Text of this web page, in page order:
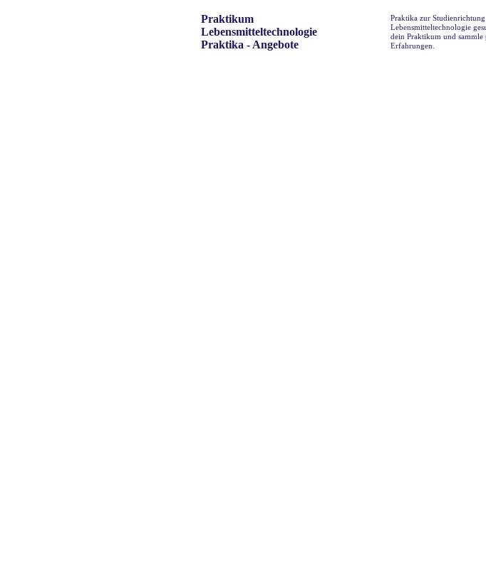
Praktikum
Lebensmitteltechnologie
Praktika - Angebote
Praktika zur Studienrichtung
Lebensmitteltechnologie
dein Praktikum und sammle
Erfahrungen.